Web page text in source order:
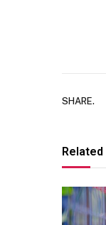
SHARE.
Related